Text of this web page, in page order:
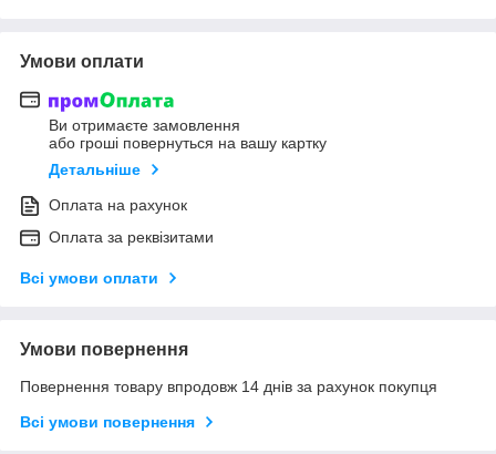
Умови оплати
Ви отримаєте замовлення
або гроші повернуться на вашу картку
Детальніше
Оплата на рахунок
Оплата за реквізитами
Всі умови оплати
Умови повернення
Повернення товару впродовж 14 днів за рахунок покупця
Всі умови повернення